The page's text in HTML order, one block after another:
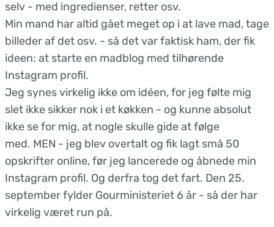
selv - med ingredienser, retter osv.
Min mand har altid gået meget op i at lave mad, tage
billeder af det osv. - så det var faktisk ham, der fik
ideen: at starte en madblog med tilhørende
Instagram profil.
Jeg synes virkelig ikke om idéen, for jeg følte mig
slet ikke sikker nok i et køkken - og kunne absolut
ikke se for mig, at nogle skulle gide at følge
med. MEN - jeg blev overtalt og fik lagt små 50
opskrifter online, før jeg lancerede og åbnede min
Instagram profil. Og derfra tog det fart. Den 25.
september fylder Gourministeriet 6 år - så der har
virkelig været run på.